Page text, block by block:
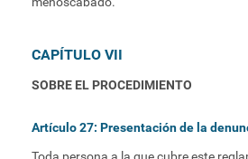
CAPÍTULO VII
SOBRE EL PROCEDIMIENTO
Artículo 27: Presentación de la